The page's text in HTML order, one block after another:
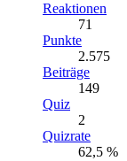
Reaktionen
71
Punkte
2.575
Beiträge
149
Quiz
2
Quizrate
62,5 %